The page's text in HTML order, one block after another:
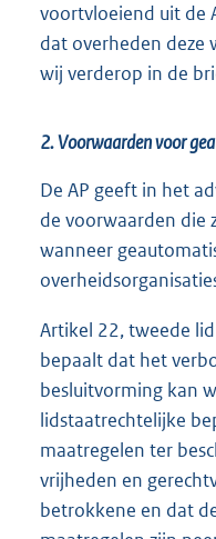
voortvloeiend uit de
dat overheden deze
wij verderop in de
2. Voorwaarden voor
De AP geeft in het
de voorwaarden die
wanneer
Artikel 22, tweede
bepaalt dat het
besluitvorming kan
lidstaatrechtelijke
maatregelen ter
vrijheden en
betrokkene en dat